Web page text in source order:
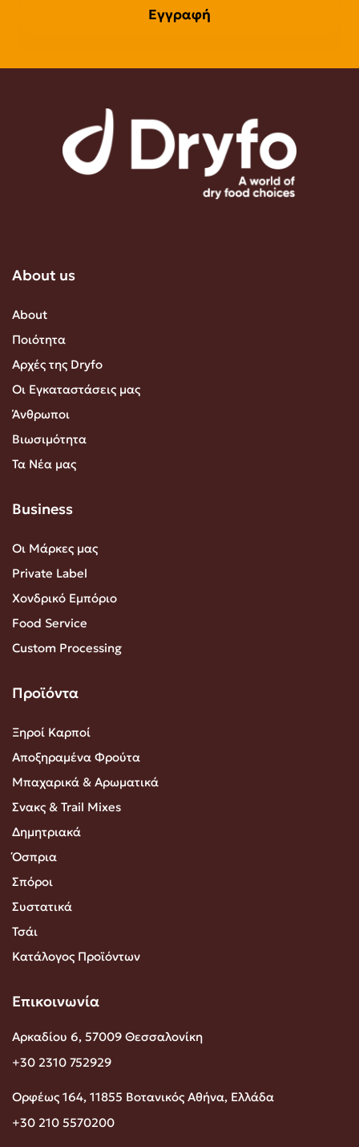
Εγγραφή
About us
About
Ποιότητα
Αρχές της Dryfo
Οι Εγκαταστάσεις μας
Άνθρωποι
Βιωσιμότητα
Τα Νέα μας
Business
Οι Μάρκες μας
Private Label
Χονδρικό Εμπόριο
Food Service
Custom Processing
Προϊόντα
Ξηροί Καρποί
Αποξηραμένα Φρούτα
Μπαχαρικά & Αρωματικά
Σνακς & Trail Mixes
Δημητριακά
Όσπρια
Σπόροι
Συστατικά
Τσάι
Κατάλογος Προϊόντων
Επικοινωνία
Αρκαδίου 6, 57009 Θεσσαλονίκη
+30 2310 752929
Ορφέως 164, 11855 Βοτανικός Αθήνα, Ελλάδα
+30 210 5570200